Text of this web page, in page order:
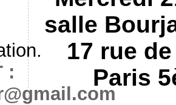
:
salle
17 rue
Paris